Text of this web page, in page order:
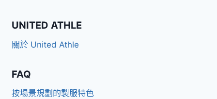
UNITED ATHLE
關於 United Athle
FAQ
按場景規劃的製服特色